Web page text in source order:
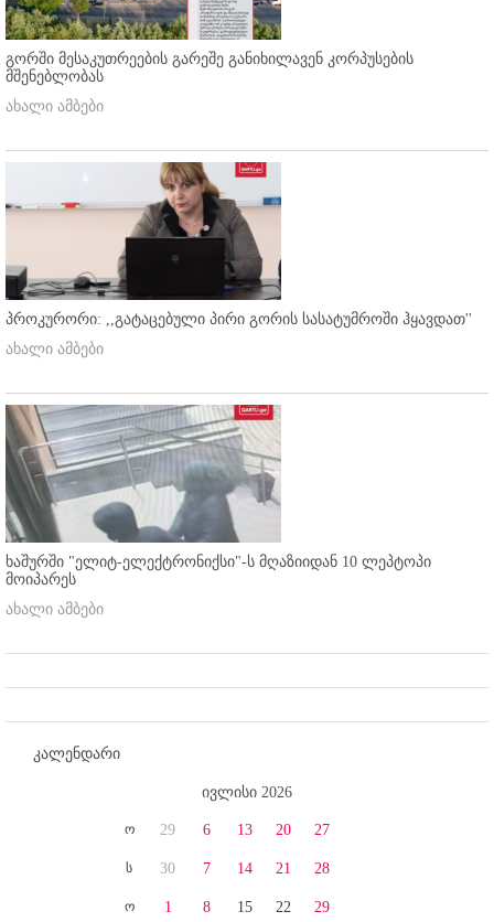
გორში მესაკუთრეების გარეშე განიხილავენ კორპუსების
მშენებლობას
ახალი ამბები
პროკურორი: ,,გატაცებული პირი გორის სასატუმროში ჰყავდათ''
ახალი ამბები
ხაშურში "ელიტ-ელექტრონიქსი"-ს მღაზიიდან 10 ლეპტოპი
მოიპარეს
ახალი ამბები
კალენდარი
ივლისი 2026
ო
ს
ო
29
30
1
6
7
8
13
14
15
20
21
22
27
28
29